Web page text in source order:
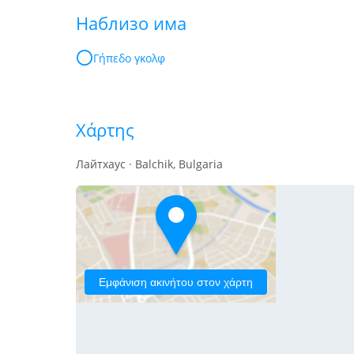
Наблизо има
Γήπεδο γκολφ
Χάρτης
Лайтхаус · Balchik, Bulgaria
Εμφάνιση ακινήτου στον χάρτη